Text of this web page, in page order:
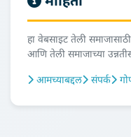
हा वेबसाइट तेली
आणि तेली समाजाच्या
आमच्याबद्दल
संपर्क